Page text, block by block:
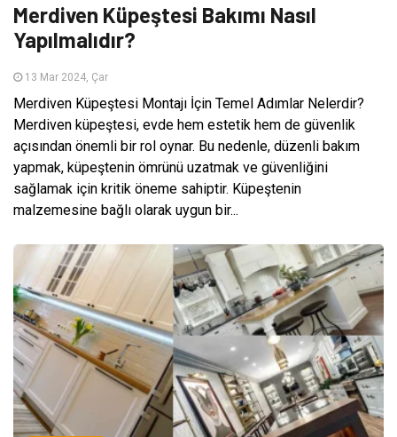
Merdiven Küpeştesi Bakımı Nasıl
Yapılmalıdır?
13 Mar 2024, Çar
Merdiven Küpeştesi Montajı İçin Temel Adımlar Nelerdir?
Merdiven küpeştesi, evde hem estetik hem de güvenlik
açısından önemli bir rol oynar. Bu nedenle, düzenli bakım
yapmak, küpeştenin ömrünü uzatmak ve güvenliğini
sağlamak için kritik öneme sahiptir. Küpeştenin
malzemesine bağlı olarak uygun bir...